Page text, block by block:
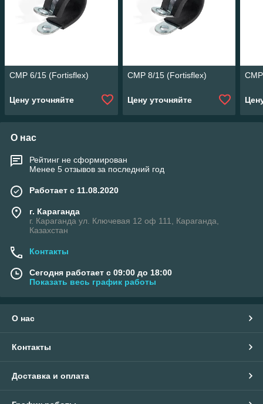
СМР 6/15 (Fortisflex)
Цену уточняйте
СМР 8/15 (Fortisflex)
Цену уточняйте
СМР
О нас
Рейтинг не сформирован
Менее 5 отзывов за последний год
Работает с 11.08.2020
г. Караганда
г. Караганда ул. Ключевая 12 оф 111, Караганда,
Казахстан
Контакты
Сегодня работает с 09:00 до 18:00
Показать весь график работы
О нас
Контакты
Доставка и оплата